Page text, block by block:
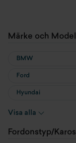
Märke och Modell
BMW
Ford
Hyundai
MINI
Visa alla
Fordonstyp/